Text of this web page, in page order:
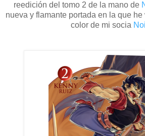
reedición del tomo 2 de la mano de
nueva y flamante portada en la que he
color de mi socia